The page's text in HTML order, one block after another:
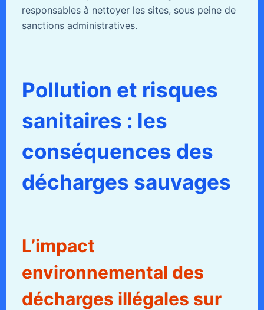
responsables à nettoyer les sites, sous peine de
sanctions administratives.
Pollution et risques
sanitaires : les
conséquences des
décharges sauvages
L’impact
environnemental des
décharges illégales sur